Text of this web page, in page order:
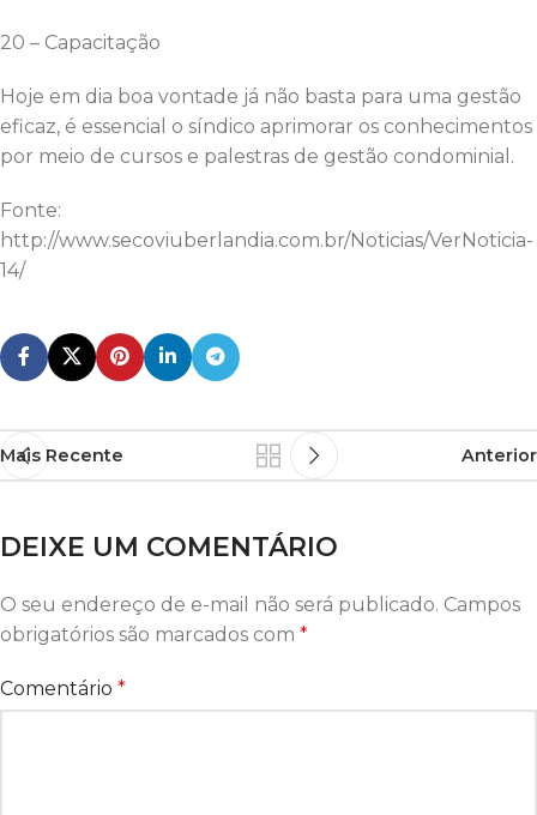
20 – Capacitação
Hoje em dia boa vontade já não basta para uma gestão
eficaz, é essencial o síndico aprimorar os conhecimentos
por meio de cursos e palestras de gestão condominial.
Fonte:
http://www.secoviuberlandia.com.br/Noticias/VerNoticia-
14/
Mais Recente Anterior
DEIXE UM COMENTÁRIO
O seu endereço de e-mail não será publicado. Campos
obrigatórios são marcados com *
Comentário *